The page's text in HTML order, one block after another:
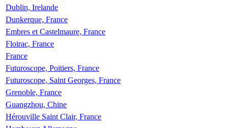
Dublin, Irelande
Dunkerque, France
Embres et Castelmaure, France
Floirac, France
France
Futuroscope, Poitiers, France
Futuroscope, Saint Georges, France
Grenoble, France
Guangzhou, Chine
Hérouville Saint Clair, France